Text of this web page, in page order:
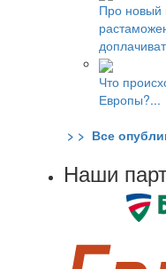
Про новый
Что
Европы?...
> > Все
Наши